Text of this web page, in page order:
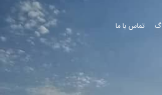
تماس با ما